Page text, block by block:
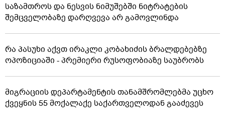
საზამთროს და ნესვის ნიმუშებში ნიტრატების
შემცველობაზე დარღვევა არ გამოვლინდა
რა პასუხი აქვთ ირაკლი კობახიძის ბრალდებებზე
ოპოზიციაში - პრემიერი რუსოფობიაზე საუბრობს
მიგრაციის დეპარტამენტის თანამშრომლებმა უცხო
ქვეყნის 55 მოქალაქე საქართველოდან გააძევეს